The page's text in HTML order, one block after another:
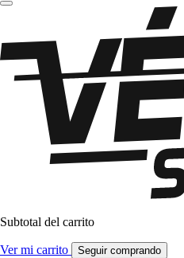
Subtotal del carrito
Ver mi carrito Seguir comprando